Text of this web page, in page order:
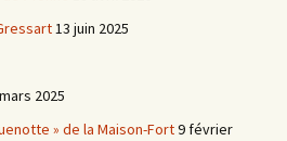
13 juin 2025
2025
» de la Maison-Fort9 février